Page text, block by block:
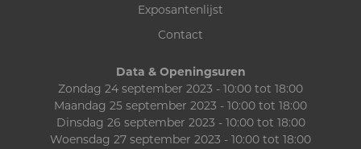
Exposantenlijst
Contact
Data & Openingsuren
Zondag 24 september 2023 - 10:00 tot 18:00
Maandag 25 september 2023 - 10:00 tot 18:00
Dinsdag 26 september 2023 - 10:00 tot 18:00
Woensdag 27 september 2023 - 10:00 tot 18:00